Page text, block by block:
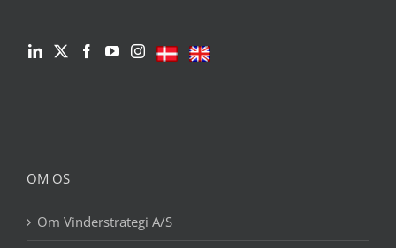
OM OS
Om Vinderstrategi A/S